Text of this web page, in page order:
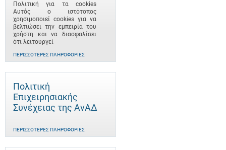
Πολιτική για τα cookies
Αυτός ο ιστότοπος
χρησιμοποιεί cookies για να
βελτιώσει την εμπειρία του
χρήστη και να διασφαλίσει
ότι λειτουργεί
ΠΕΡΙΣΣΌΤΕΡΕΣ ΠΛΗΡΟΦΟΡΊΕΣ
Πολιτική
Επιχειρησιακής
Συνέχειας της ΑνΑΔ
ΠΕΡΙΣΣΌΤΕΡΕΣ ΠΛΗΡΟΦΟΡΊΕΣ